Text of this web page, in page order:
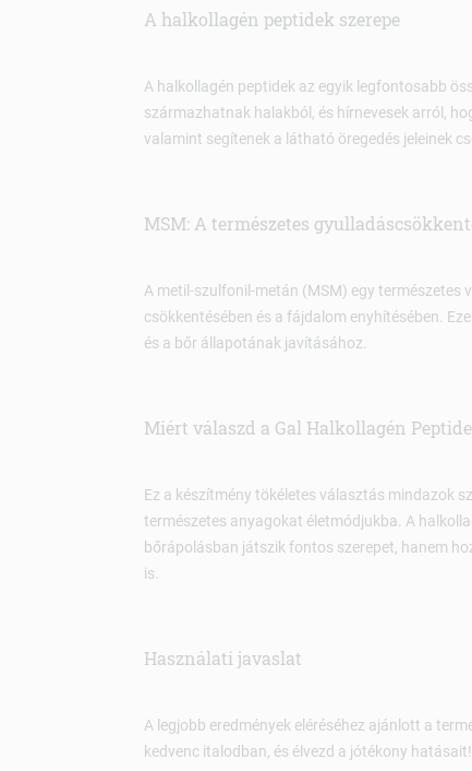
A halkollagén peptidek szerepe
A halkollagén peptidek az egyik legfontosabb
származhatnak halakból, és hírnevesek arról,
valamint segítenek a látható öregedés jeleinek
MSM: A természetes
A metil-szulfonil-metán (MSM) egy természetes
csökkentésében és a fájdalom enyhítésében.
és a bőr állapotának javításához.
Miért válaszd a Gal Halkollagén
Ez a készítmény tökéletes választás mindazok
természetes anyagokat életmódjukba. A
bőrápolásban játszik fontos szerepet, hanem
is.
Használati javaslat
A legjobb eredmények eléréséhez ajánlott a
kedvenc italodban, és élvezd a jótékony hatásait!